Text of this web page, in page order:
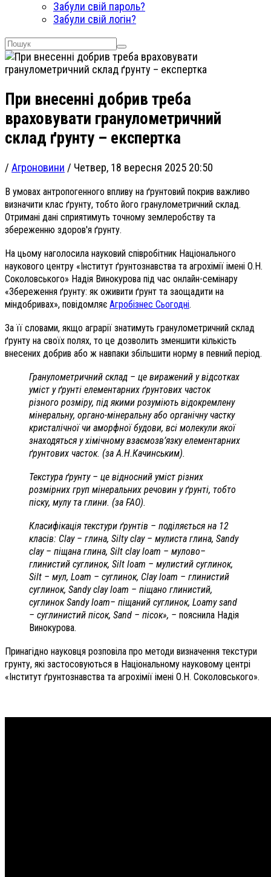
Забули свій пароль?
Забули свій логін?
При внесенні добрив треба
враховувати гранулометричний
склад ґрунту – експертка
/ Агроновини / Четвер, 18 вересня 2025 20:50
В умовах антропогенного впливу на ґрунтовий покрив важливо
визначити клас ґрунту, тобто його гранулометричний склад.
Отримані дані сприятимуть точному землеробству та
збереженню здоров'я ґрунту.
На цьому наголосила науковий співробітник Національного
наукового центру «Інститут ґрунтознавства та агрохімії імені О.Н.
Соколовського» Надія Винокурова під час онлайн-семінару
«Збереження ґрунту: як оживити ґрунт та заощадити на
міндобривах», повідомляє Агробізнес Сьогодні.
За її словами, якщо аграрії знатимуть гранулометричний склад
ґрунту на своїх полях, то це дозволить зменшити кількість
внесених добрив або ж навпаки збільшити норму в певний період.
Гранулометричний склад – це виражений у відсотках
уміст у ґрунті елементарних ґрунтових часток
різного розміру, під якими розуміють відокремлену
мінеральну, органо-мінеральну або органічну частку
кристалічної чи аморфної будови, всі молекули якої
знаходяться у хімічному взаємозв’язку елементарних
ґрунтових часток. (за А.Н.Качинським).
Текстура ґрунту – це відносний уміст різних
розмірних груп мінеральних речовин у ґрунті, тобто
піску, мулу та глини. (за FAO).
Класифікація текстури ґрунтів – поділяється на 12
класів: Clay – глина, Silty clay – мулиста глина, Sandy
clay – піщана глина, Silt clay loam – мулово–
глинистий суглинок, Silt loam – мулистий суглинок,
Silt – мул, Loam – суглинок, Clay loam – глинистий
суглинок, Sandy clay loam – піщано глинистий,
суглинок Sandy loam– піщаний суглинок, Loamy sand
­– суглинистий пісок, Sand – пісок», – пояснила Надія
Винокурова.
Принагідно науковця розповіла про методи визначення текстури
грунту, які застосовуються в Національному науковому центрі
«Інститут ґрунтознавства та агрохімії імені О.Н. Соколовського».